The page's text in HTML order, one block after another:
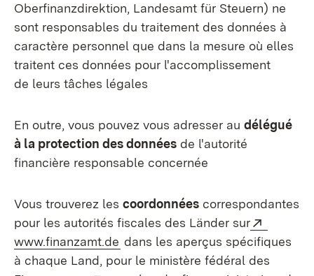
Oberfinanzdirektion, Landesamt für Steuern) ne
sont responsables du traitement des données à
caractère personnel que dans la mesure où elles
traitent ces données pour l'accomplissement
de leurs tâches légales
En outre, vous pouvez vous adresser au délégué
à la protection des données de l'autorité
financière responsable concernée
Vous trouverez les coordonnées correspondantes
pour les autorités fiscales des Länder sur
www.finanzamt.de (S’ouvre dans un nouvel onglet)
dans les aperçus spécifiques
à chaque Land, pour le ministère fédéral des